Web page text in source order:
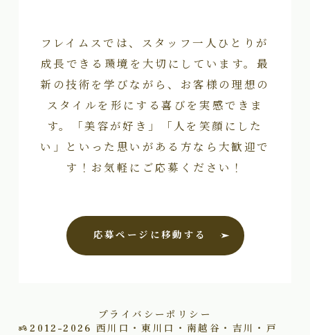
フレイムスでは、スタッフ一人ひとりが
成長できる環境を大切にしています。最
新の技術を学びながら、お客様の理想の
スタイルを形にする喜びを実感できま
す。「美容が好き」「人を笑顔にした
い」といった思いがある方なら大歓迎で
す！お気軽にご応募ください！
応募ページに移動する
プライバシーポリシー
2012–2026 西川口・東川口・南越谷・吉川・戸